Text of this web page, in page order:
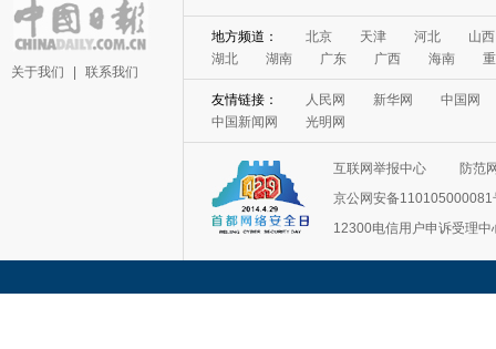
关于我们 联系我们
地方频道： 北京 天津 河北
山西
湖北
湖南 广东 广西 海南
友情链接： 人民网 新华网
中国网
中国新闻网
光明网
互联网举报中心
防范
京公网安备110105000081
12300电信用户申诉受理中